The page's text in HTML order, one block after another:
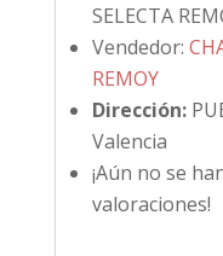
SELECTA
Vendedor:
REMOY
Dirección:
Valencia
¡Aún no se
valoraciones!